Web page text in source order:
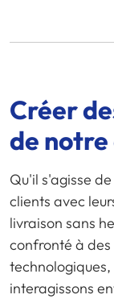
Créer
de
Qu'il s'agisse
clients avec
livraison sans
confronté à
interagissons